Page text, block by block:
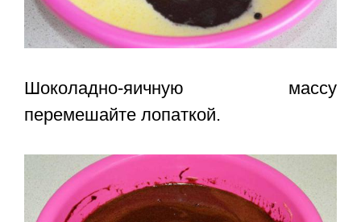
Шоколадно-яичную массу
перемешайте лопаткой.